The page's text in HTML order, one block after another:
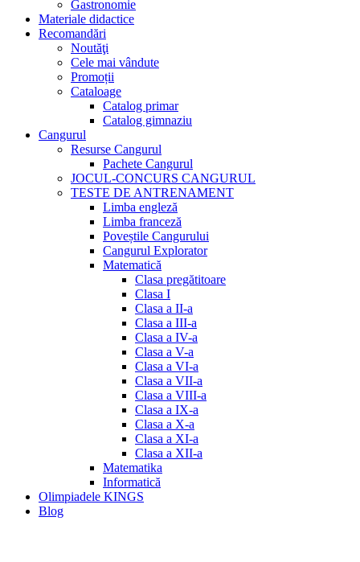
Gastronomie
Materiale didactice
Recomandări
Noutăţi
Cele mai vândute
Promoții
Cataloage
Catalog primar
Catalog gimnaziu
Cangurul
Resurse Cangurul
Pachete Cangurul
JOCUL-CONCURS CANGURUL
TESTE DE ANTRENAMENT
Limba engleză
Limba franceză
Poveștile Cangurului
Cangurul Explorator
Matematică
Clasa pregătitoare
Clasa I
Clasa a II-a
Clasa a III-a
Clasa a IV-a
Clasa a V-a
Clasa a VI-a
Clasa a VII-a
Clasa a VIII-a
Clasa a IX-a
Clasa a X-a
Clasa a XI-a
Clasa a XII-a
Matematika
Informatică
Olimpiadele KINGS
Blog